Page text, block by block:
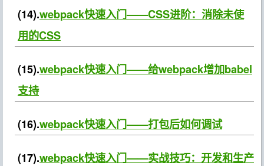
(14).webpack快速入门——CSS进阶：消除未使
用的CSS
(15).webpack快速入门——给webpack增加babel
支持
(16).webpack快速入门——打包后如何调试
(17).webpack快速入门——实战技巧：开发和生产